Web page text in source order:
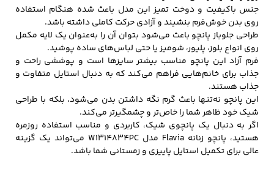
کیف مردانه
کیف پول و جاکارتی
مردانه
کمربند مردانه
لباس زیر و راحتی
مردانه
لباس زیر مردانه لباس راحتی مردانه
جنس باکیفیت و دوخت تمیز این مدل باعث شده هنگام استفاده
روی بدن خوش‌فرم بنشیند و آزادی حرکت کاملی داشته باشد.
طراحی جلوباز پانچو باعث می‌شود بتوان آن را به‌عنوان یک لایه مکمل
روی انواع بلوز، پلیور، شومیز یا حتی لباس‌های ساده پوشید.
فرم آزاد این پانچو مناسب بیشتر سایزها است و پوششی راحت و
جذاب برای خانم‌هایی فراهم می‌کند که به دنبال استایل متفاوت و
جذاب هستند.
این پانچو نه‌تنها باعث گرم نگه داشتن بدن می‌شود، بلکه با طراحی
شیک خود ظاهر شما را خاص‌تر و چشمگیرتر می‌کند.
اگر به دنبال یک پانچوی شیک، کاربردی و مناسب استفاده روزمره
هستید، پانچو زنانه Flavia مدل W1314834PC می‌تواند یک گزینه
عالی برای تکمیل استایل پاییزی و زمستانی شما باشد.